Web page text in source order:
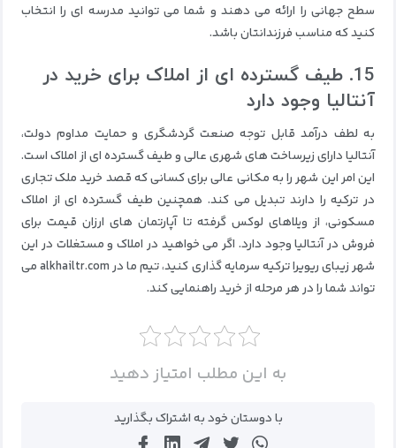
سطح جهانی را ارائه می دهند و شما می توانید مدرسه ای را انتخاب
کنید که مناسب فرزندانتان باشد.
15. طیف گسترده ای از املاک برای خرید در
آنتالیا وجود دارد
به لطف درآمد قابل توجه صنعت گردشگری و حمایت مداوم دولت،
آنتالیا دارای زیرساخت های شهری عالی و طیف گسترده ای از املاک است.
این امر این شهر را به مکانی عالی برای کسانی که قصد خرید ملک تجاری
در ترکیه را دارند تبدیل می کند. همچنین طیف گسترده ای از املاک
مسکونی، از ویلاهای لوکس گرفته تا آپارتمان های ارزان قیمت برای
فروش در آنتالیا وجود دارد. اگر می خواهید در املاک و مستغلات در این
شهر زیبای ریویرا ترکیه سرمایه گذاری کنید، تیم ما در alkhailtr.com می
تواند شما را در هر مرحله از خرید راهنمایی کند.
به این مطلب امتیاز دهید
با دوستان خود به اشتراک بگذارید